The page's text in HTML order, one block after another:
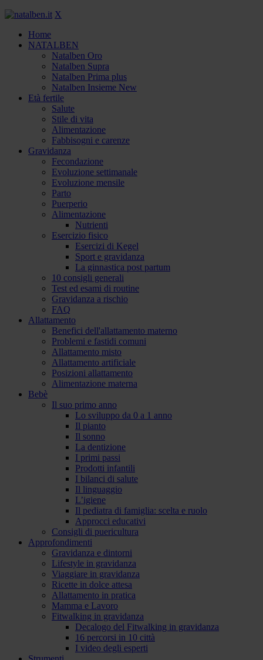
X
Home
NATALBEN
Natalben Oro
Natalben Supra
Natalben Prima plus
Natalben Insieme New
Età fertile
Salute
Stile di vita
Alimentazione
Fabbisogni e carenze
Gravidanza
Fecondazione
Evoluzione settimanale
Evoluzione mensile
Parto
Puerperio
Alimentazione
Nutrienti
Esercizio fisico
Esercizi di Kegel
Sport e gravidanza
La ginnastica post partum
10 consigli generali
Test ed esami di routine
Gravidanza a rischio
FAQ
Allattamento
Benefici dell'allattamento materno
Problemi e fastidi comuni
Allattamento misto
Allattamento artificiale
Posizioni allattamento
Alimentazione materna
Bebè
Il suo primo anno
Lo sviluppo da 0 a 1 anno
Il pianto
Il sonno
La dentizione
I primi passi
Prodotti infantili
I bilanci di salute
Il linguaggio
L’igiene
Il pediatra di famiglia: scelta e ruolo
Approcci educativi
Consigli di puericultura
Approfondimenti
Gravidanza e dintorni
Lifestyle in gravidanza
Viaggiare in gravidanza
Ricette in dolce attesa
Allattamento in pratica
Mamma e Lavoro
Fitwalking in gravidanza
Decalogo del Fitwalking in gravidanza
16 percorsi in 10 città
I video degli esperti